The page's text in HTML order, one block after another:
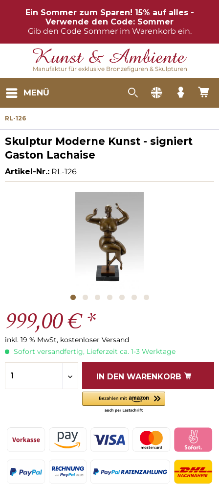
Ein Sommer zum Sparen! 15% auf alles -
Verwende den Code: Sommer
Gib den Code Sommer im Warenkorb ein.
Manufaktur für exklusive Bronzefiguren & Skulpturen
MENÜ
RL-126
Skulptur Moderne Kunst - signiert
Gaston Lachaise
Artikel-Nr.: RL-126
999,00 € *
inkl. 19 % MwSt, kostenloser Versand
Sofort versandfertig, Lieferzeit ca. 1-3 Werktage
IN DEN WARENKORB